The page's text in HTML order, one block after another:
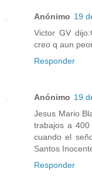
Anónimo 19
Victor GV
creo q aun
Responder
Anónimo 19
Jesus Mario
trabajos a 400
cuando el
Santos
Responder